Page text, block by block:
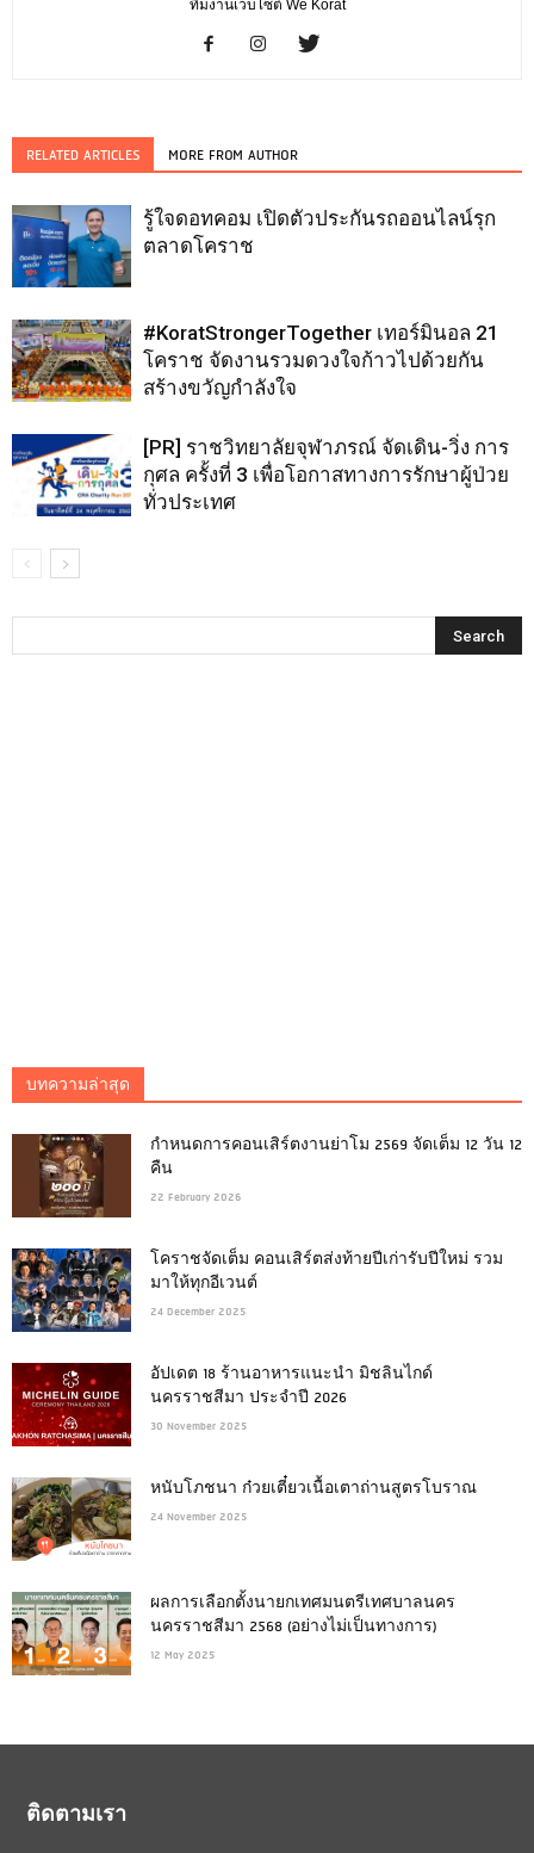
ทีมงานเว็บไซต์ We Korat
RELATED ARTICLES MORE FROM AUTHOR
รู้ใจดอทคอม เปิดตัวประกันรถออนไลน์รุก
ตลาดโคราช
#KoratStrongerTogether เทอร์มินอล 21
โคราช จัดงานรวมดวงใจก้าวไปด้วยกัน
สร้างขวัญกำลังใจ
[PR] ราชวิทยาลัยจุฬาภรณ์ จัดเดิน-วิ่ง การ
กุศล ครั้งที่ 3 เพื่อโอกาสทางการรักษาผู้ป่วย
ทั่วประเทศ
บทความล่าสุด
กำหนดการคอนเสิร์ตงานย่าโม 2569 จัดเต็ม 12 วัน 12
คืน
22 February 2026
โคราชจัดเต็ม คอนเสิร์ตส่งท้ายปีเก่ารับปีใหม่ รวม
มาให้ทุกอีเวนต์
24 December 2025
อัปเดต 18 ร้านอาหารแนะนำ มิชลินไกด์
นครราชสีมา ประจำปี 2026
30 November 2025
หนับโภชนา ก๋วยเตี๋ยวเนื้อเตาถ่านสูตรโบราณ
24 November 2025
ผลการเลือกตั้งนายกเทศมนตรีเทศบาลนคร
นครราชสีมา 2568 (อย่างไม่เป็นทางการ)
12 May 2025
ติดตามเรา